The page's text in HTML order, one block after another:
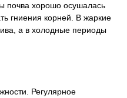
почва хорошо осушалась
гниения корней. В жаркие
а в холодные периоды
Регулярное